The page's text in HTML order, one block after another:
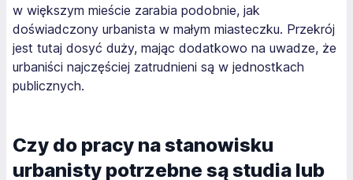
w większym mieście zarabia podobnie, jak
doświadczony urbanista w małym miasteczku. Przekrój
jest tutaj dosyć duży, mając dodatkowo na uwadze, że
urbaniści najczęściej zatrudnieni są w jednostkach
publicznych.
Czy do pracy na stanowisku
urbanisty potrzebne są studia lub